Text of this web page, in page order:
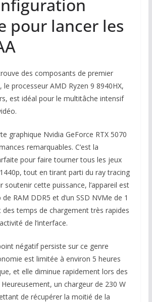
pour lancer les
des composants de premier
le processeur AMD Ryzen 9 8940HX,
est idéal pour le multitâche intensif
graphique Nvidia GeForce RTX 5070
remarquables. C’est la
pour faire tourner tous les jeux
tout en tirant parti du ray tracing
soutenir cette puissance, l’appareil est
RAM DDR5 et d’un SSD NVMe de 1
des temps de chargement très rapides
de l’interface.
négatif persiste sur ce genre
est limitée à environ 5 heures
et elle diminue rapidement lors des
un chargeur de 230 W
de récupérer la moitié de la